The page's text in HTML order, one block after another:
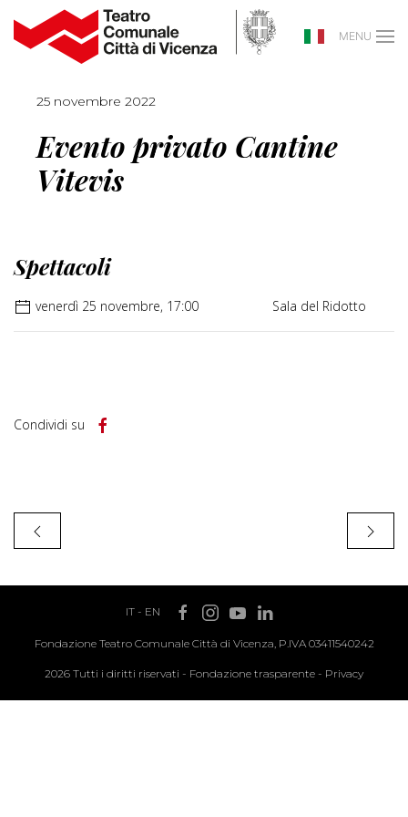
MENU
25 novembre 2022
Evento privato Cantine
Vitevis
Spettacoli
venerdì 25 novembre, 17:00 Sala del Ridotto
Condividi su
IT- EN
Fondazione Teatro Comunale Città di Vicenza, P.IVA 03411540242
2026 Tutti i diritti riservati - Fondazione trasparente - Privacy